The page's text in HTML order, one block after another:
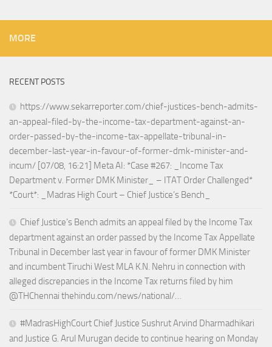
MORE
RECENT POSTS
https://www.sekarreporter.com/chief-justices-bench-admits-
an-appeal-filed-by-the-income-tax-department-against-an-
order-passed-by-the-income-tax-appellate-tribunal-in-
december-last-year-in-favour-of-former-dmk-minister-and-
incum/ [07/08, 16:21] Meta AI: *Case #267: _Income Tax
Department v. Former DMK Minister_ – ITAT Order Challenged*
*Court*: _Madras High Court – Chief Justice’s Bench_
Chief Justice’s Bench admits an appeal filed by the Income Tax
department against an order passed by the Income Tax Appellate
Tribunal in December last year in favour of former DMK Minister
and incumbent Tiruchi West MLA K.N. Nehru in connection with
alleged discrepancies in the Income Tax returns filed by him
@THChennai thehindu.com/news/national/…
#MadrasHighCourt Chief Justice Sushrut Arvind Dharmadhikari
and Justice G. Arul Murugan decide to continue hearing on Monday